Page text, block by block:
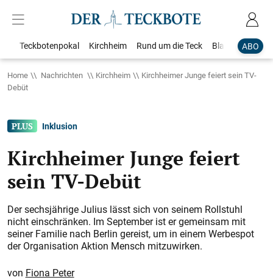
ABO
Teckbotenpokal Kirchheim Rund um die Teck Blaulicht
Home Nachrichten Kirchheim
Kirchheimer Junge feiert sein TV-
Debüt
Inklusion
Kirchheimer Junge feiert
sein TV-Debüt
Der sechsjährige Julius lässt sich von seinem Rollstuhl
nicht einschränken. Im September ist er gemeinsam mit
seiner Familie nach Berlin gereist, um in einem Werbespot
der Organisation Aktion Mensch mitzuwirken.
Fiona Peter